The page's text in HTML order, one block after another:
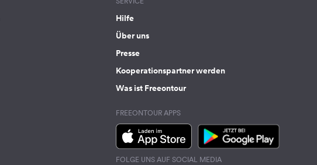
Hilfe
Über uns
Presse
Kooperationspartner werden
Was ist Freeontour
FREEONTOUR APPS
FOLGE UNS AUF SOCIAL MEDIA